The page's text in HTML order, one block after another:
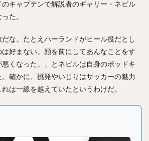
キャプテンで解説者のギャリー・ネビル
た。
だな。たとえハーランドがヒール役だとし
好まない。顔を前にしてあんなことをす
くなった。」とネビルは自身のポッドキ
確かに、挑発やいじりはサッカーの魅力
は一線を越えていたというわけだ。